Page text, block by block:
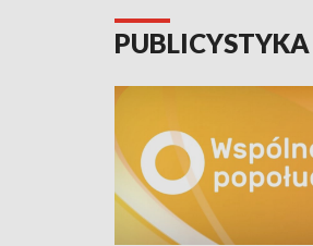
PUBLICYSTYKA